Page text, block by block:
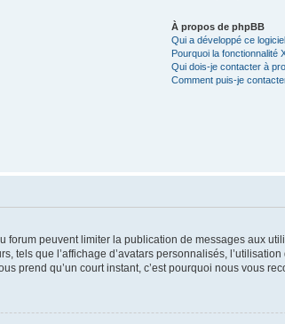
À propos de phpBB
Qui a développé ce
Pourquoi la fonctionnalité
Qui dois-je contacter à
Comment puis-je
forum peuvent limiter la publication de messages aux
tels que l’affichage d’avatars personnalisés,
prend qu’un court instant, c’est pourquoi nous vous